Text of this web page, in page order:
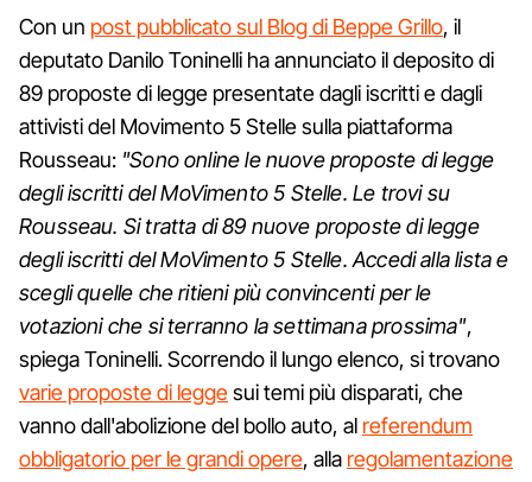
Con un post pubblicato sul Blog di Beppe Grillo, il
deputato Danilo Toninelli ha annunciato il deposito di
89 proposte di legge presentate dagli iscritti e dagli
attivisti del Movimento 5 Stelle sulla piattaforma
Rousseau: "Sono online le nuove proposte di legge
degli iscritti del MoVimento 5 Stelle. Le trovi su
Rousseau. Si tratta di 89 nuove proposte di legge
degli iscritti del MoVimento 5 Stelle. Accedi alla lista e
scegli quelle che ritieni più convincenti per le
votazioni che si terranno la settimana prossima",
spiega Toninelli. Scorrendo il lungo elenco, si trovano
varie proposte di leggesui temi più disparati, che
vanno dall'abolizione del bollo auto, al referendum
obbligatorio per le grandi opere, alla regolamentazione